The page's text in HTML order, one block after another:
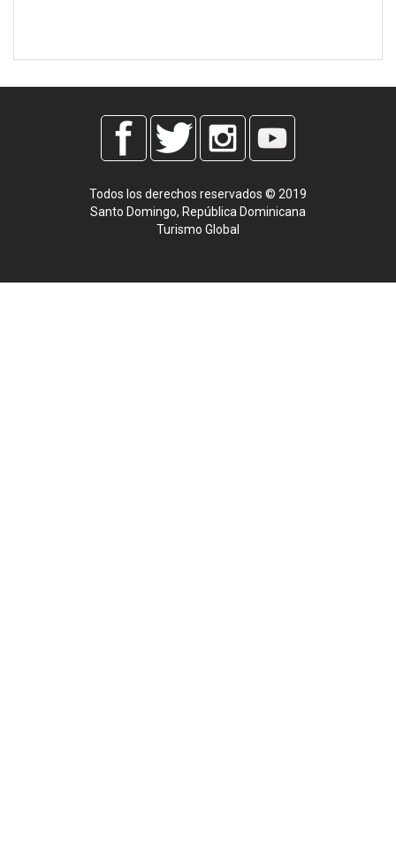
Todos los derechos reservados © 2019
Santo Domingo, República Dominicana
Turismo Global